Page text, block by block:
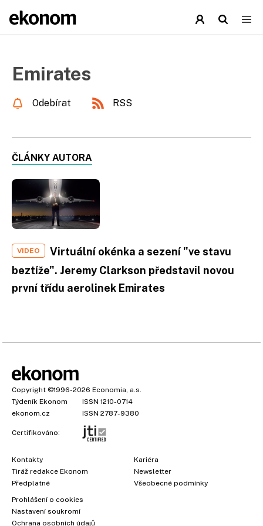
Emirates
Odebírat RSS
ČLÁNKY AUTORA
VIDEO
Virtuální okénka a sezení "ve stavu
beztíže". Jeremy Clarkson představil novou
první třídu aerolinek Emirates
Copyright ©1996-2026 Economia, a.s.
Týdeník Ekonom
ISSN 1210-0714
ekonom.cz
ISSN 2787-9380
Certifikováno:
Kontakty
Tiráž redakce Ekonom
Předplatné
Kariéra
Newsletter
Všeobecné podmínky
Prohlášení o cookies
Nastavení soukromí
Ochrana osobních údajů